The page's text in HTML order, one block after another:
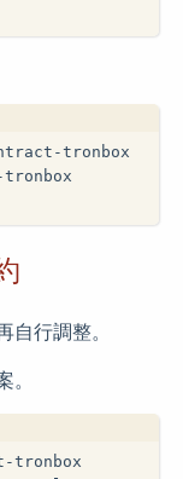
tronbox
行調整。
tronbox